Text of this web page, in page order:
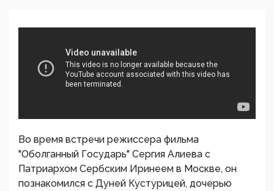
Во время встречи режиссера фильма
"Оболганный Государь" Сергия Алиева с
Патриархом Сербским Иринеем в Москве, он
познакомился с Дуней Кустурицей, дочерью